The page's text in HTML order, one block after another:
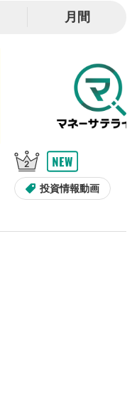
す。
い位置をクリック
ます。
ます。
クリックすると元
月間
投資情報動画